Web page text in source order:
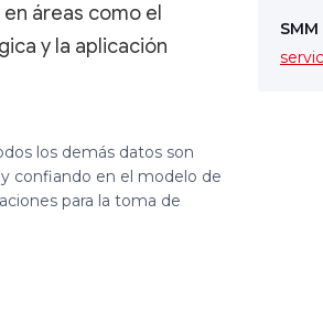
áreas como el
y la aplicación
los demás datos son
confiando en el modelo de
para la toma de